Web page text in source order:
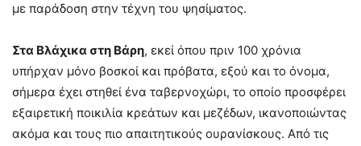
με παράδοση στην τέχνη του ψησίματος.
Στα Βλάχικα στη Βάρη, εκεί όπου πριν 100 χρόνια
υπήρχαν μόνο βοσκοί και πρόβατα, εξού και το όνομα,
σήμερα έχει στηθεί ένα ταβερνοχώρι, το οποίο προσφέρει
εξαιρετική ποικιλία κρεάτων και μεζέδων, ικανοποιώντας
ακόμα και τους πιο απαιτητικούς ουρανίσκους. Από τις